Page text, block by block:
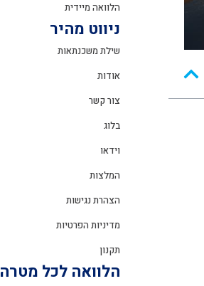
הלוואה מיידית
ניווט מהיר
שילת משכנתאות
אודות
צור קשר
בלוג
וידאו
המלצות
הצהרת נגישות
מדיניות הפרטיות
תקנון
הלוואה לכל מטרה